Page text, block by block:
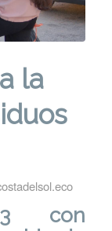
la
con